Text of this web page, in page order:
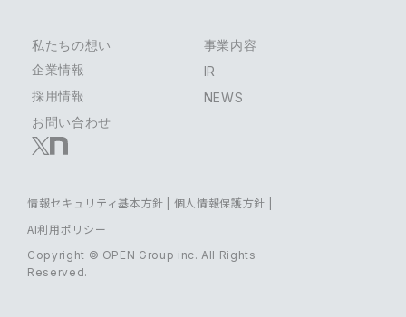
私たちの想い
事業内容
企業情報
IR
採用情報
NEWS
お問い合わせ
Copyright © OPEN Group inc. All Rights
Reserved.
情報セキュリティ基本方針 | 個人情報保護方針 |
AI利用ポリシー